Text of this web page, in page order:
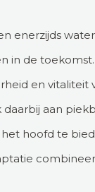
enerzijds
in de
en vitaliteit
aan
hoofd te